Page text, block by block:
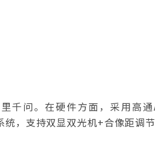
千问。在硬件方面，采用高通
，支持双显双光机+合像距调